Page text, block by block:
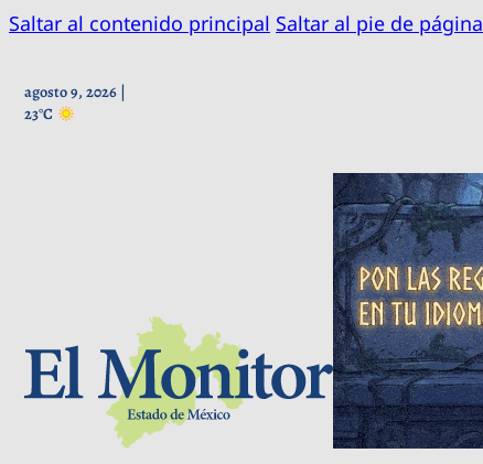
Saltar al contenido principal Saltar al pie de página
agosto 9, 2026 |
23°C